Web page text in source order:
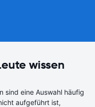
wissen
sind eine Auswahl häufig
aufgeführt ist,